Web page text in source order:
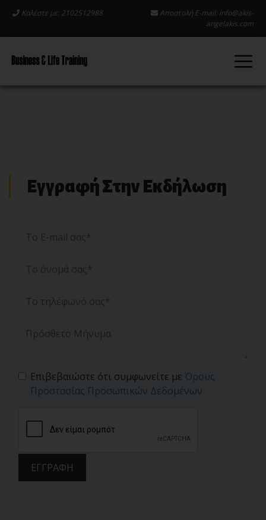
Καλέστε με: 2102512988 Αποστολή E-mail: info@akis-
angelakis.com
Εγγραφή Στην Εκδήλωση
Επιβεβαιώστε ότι συμφωνείτε με Όρους
Προστασίας Προσωπικών Δεδομένων
ΕΓΓΡΑΦΗ